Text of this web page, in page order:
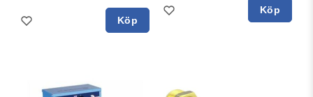
Köp
Köp